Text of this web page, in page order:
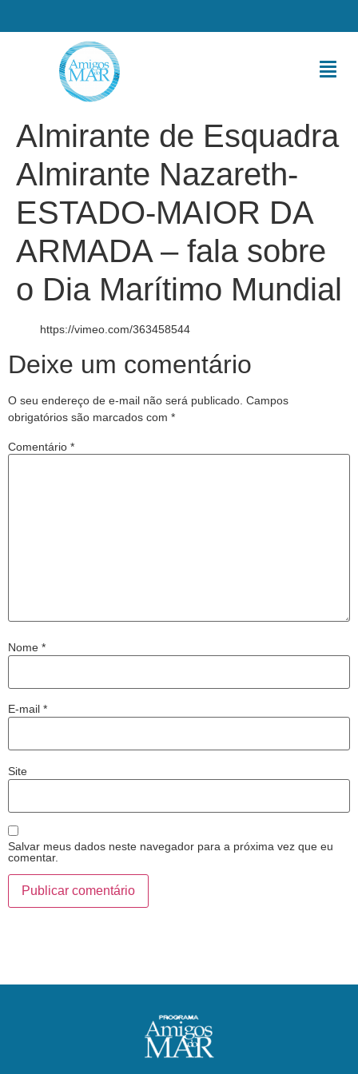
Almirante de Esquadra
Almirante Nazareth-
ESTADO-MAIOR DA
ARMADA – fala sobre
o Dia Marítimo Mundial
https://vimeo.com/363458544
Deixe um comentário
O seu endereço de e-mail não será publicado. Campos
obrigatórios são marcados com *
Comentário *
Nome *
E-mail *
Site
Salvar meus dados neste navegador para a próxima vez que eu
comentar.